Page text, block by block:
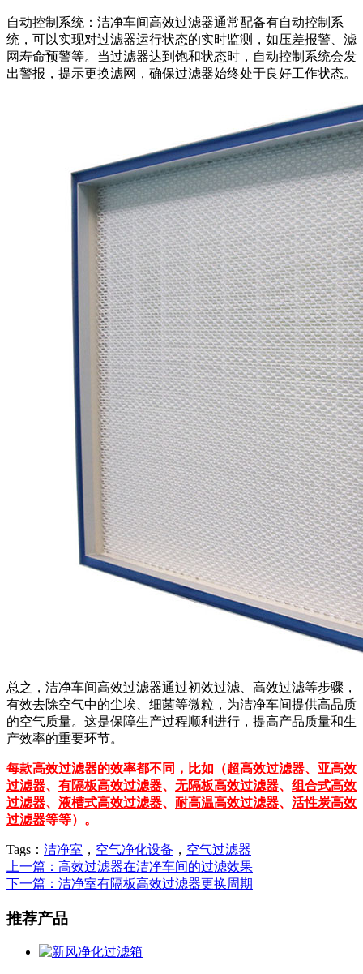
自动控制系统：洁净车间高效过滤器通常配备有自动控制系
统，可以实现对过滤器运行状态的实时监测，如压差报警、滤
网寿命预警等。当过滤器达到饱和状态时，自动控制系统会发
出警报，提示更换滤网，确保过滤器始终处于良好工作状态。
总之，洁净车间高效过滤器通过初效过滤、高效过滤等步骤，
有效去除空气中的尘埃、细菌等微粒，为洁净车间提供高品质
的空气质量。这是保障生产过程顺利进行，提高产品质量和生
产效率的重要环节。
每款高效过滤器的效率都不同，比如（超高效过滤器、 亚高效
过滤器、 有隔板高效过滤器、 无隔板高效过滤器、 组合式高效
过滤器、 液槽式高效过滤器、 耐高温高效过滤器、 活性炭高效
过滤器等等）。
Tags： 洁净室 ， 空气净化设备 ， 空气过滤器
上一篇：高效过滤器在洁净车间的过滤效果
下一篇：洁净室有隔板高效过滤器更换周期
推荐产品